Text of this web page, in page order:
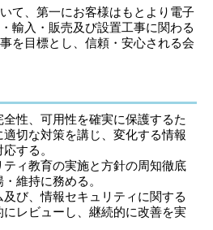
て、第一にお客様はもとより電子
輸入・販売及び設置工事に関わる
を目標とし、信頼・安心される会
性、可用性を確実に保護するた
切な対策を講じ、変化する情報
する。
ィ教育の実施と方針の周知徹底
維持に務める。
び、情報セキュリティに関する
にレビューし、継続的に改善を実